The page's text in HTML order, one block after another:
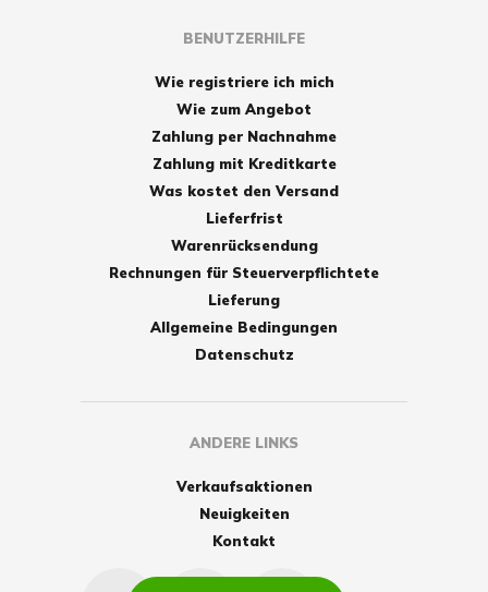
BENUTZERHILFE
Wie registriere ich mich
Wie zum Angebot
Zahlung per Nachnahme
Zahlung mit Kreditkarte
Was kostet den Versand
Lieferfrist
Warenrücksendung
Rechnungen für Steuerverpflichtete
Lieferung
Allgemeine Bedingungen
Datenschutz
ANDERE LINKS
Verkaufsaktionen
Neuigkeiten
Kontakt